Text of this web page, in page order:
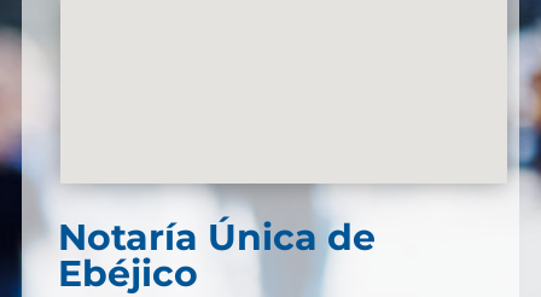
Notaría Única de
Ebéjico